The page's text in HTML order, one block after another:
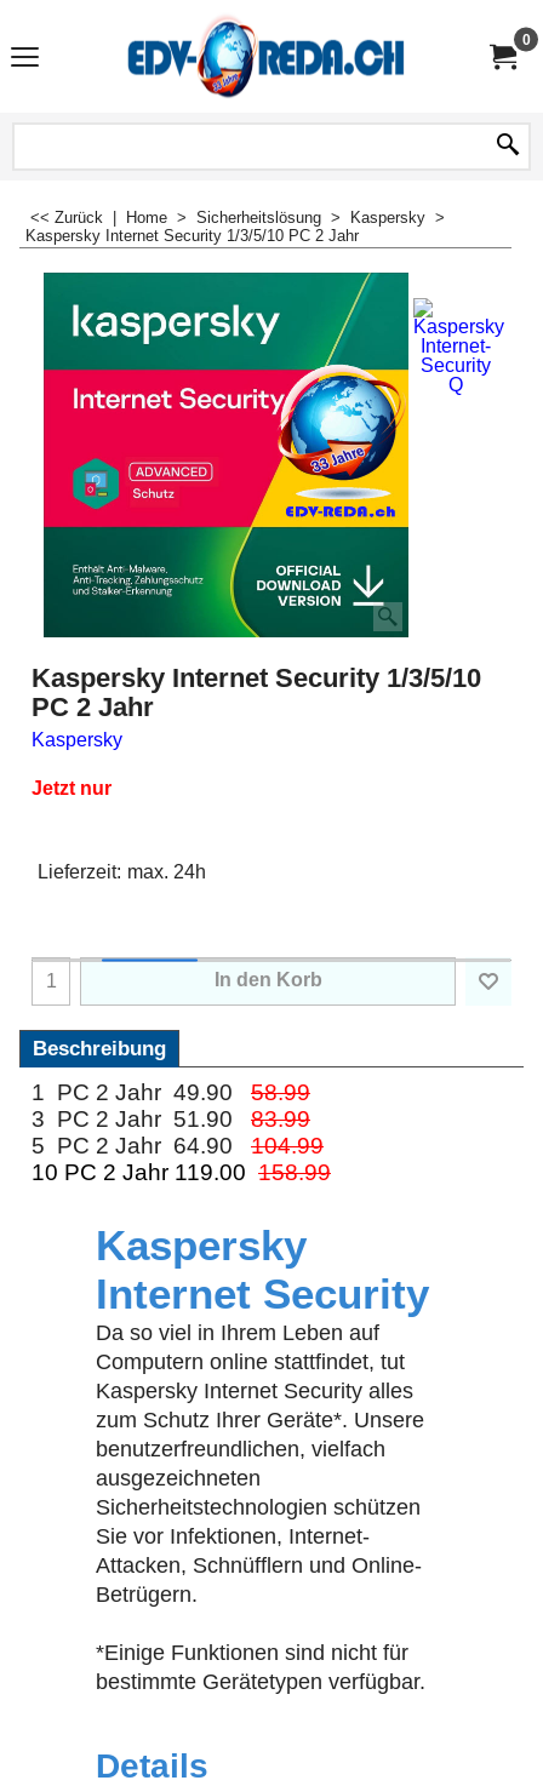
0
<< Zurück Home > Sicherheitslösung > Kaspersky >
Kaspersky Internet Security 1/3/5/10 PC 2 Jahr
Kaspersky Internet Security 1/3/5/10
PC 2 Jahr
Kaspersky
Jetzt nur
Lieferzeit: max. 24h
In den Korb
Beschreibung
1 PC 2 Jahr 49.90 58.99
3 PC 2 Jahr 51.90 83.99
5 PC 2 Jahr 64.90 104.99
10 PC 2 Jahr 119.00 158.99
Kaspersky
Internet Security
Da so viel in Ihrem Leben auf
Computern online stattfindet, tut
Kaspersky Internet Security alles
zum Schutz Ihrer Geräte*. Unsere
benutzerfreundlichen, vielfach
ausgezeichneten
Sicherheitstechnologien schützen
Sie vor Infektionen, Internet-
Attacken, Schnüfflern und Online-
Betrügern.
*Einige Funktionen sind nicht für
bestimmte Gerätetypen verfügbar.
Details